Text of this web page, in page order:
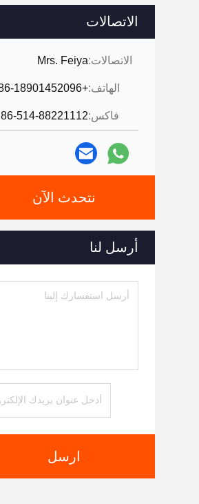
الاتصالات
الاتصالات:Mrs. Feiya
الهاتف:+86-18901452096
فاكس:86-514-88221112
نتحدث الآن
أرسل لنا
ارسل